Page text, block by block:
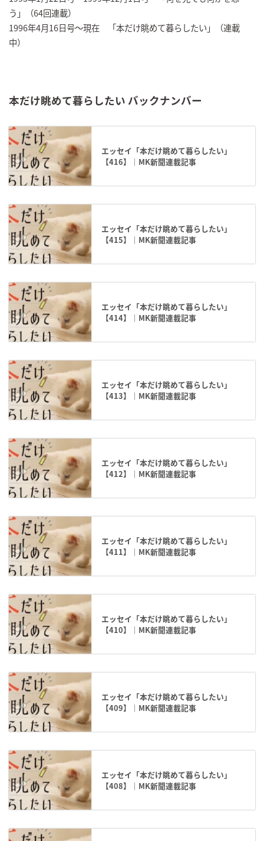
う」（64回連載）
1996年4月16日号～現在 「本だけ眺めて暮らしたい」（連載
中）
本だけ眺めて暮らしたい バックナンバー
エッセイ「本だけ眺めて暮らしたい」
【416】｜MK新聞連載記事
エッセイ「本だけ眺めて暮らしたい」
【415】｜MK新聞連載記事
エッセイ「本だけ眺めて暮らしたい」
【414】｜MK新聞連載記事
エッセイ「本だけ眺めて暮らしたい」
【413】｜MK新聞連載記事
エッセイ「本だけ眺めて暮らしたい」
【412】｜MK新聞連載記事
エッセイ「本だけ眺めて暮らしたい」
【411】｜MK新聞連載記事
エッセイ「本だけ眺めて暮らしたい」
【410】｜MK新聞連載記事
エッセイ「本だけ眺めて暮らしたい」
【409】｜MK新聞連載記事
エッセイ「本だけ眺めて暮らしたい」
【408】｜MK新聞連載記事